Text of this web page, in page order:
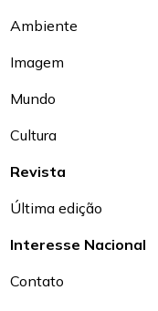
Ambiente
Imagem
Mundo
Cultura
Revista
Última edição
Interesse Nacional
Contato